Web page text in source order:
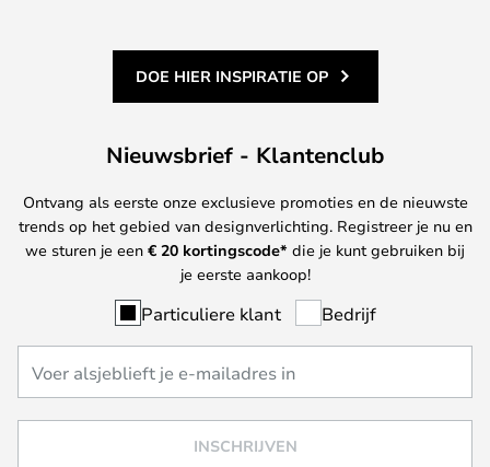
DOE HIER INSPIRATIE OP
Nieuwsbrief - Klantenclub
Ontvang als eerste onze exclusieve promoties en de nieuwste
trends op het gebied van designverlichting. Registreer je nu en
we sturen je een € 20 kortingscode* die je kunt gebruiken bij
je eerste aankoop!
Particuliere klant Bedrijf
INSCHRIJVEN